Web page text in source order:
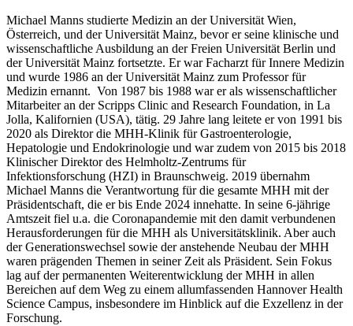
Michael Manns studierte Medizin an der Universität Wien,
Österreich, und der Universität Mainz, bevor er seine klinische und
wissenschaftliche Ausbildung an der Freien Universität Berlin und
der Universität Mainz fortsetzte. Er war Facharzt für Innere Medizin
und wurde 1986 an der Universität Mainz zum Professor für
Medizin ernannt. Von 1987 bis 1988 war er als wissenschaftlicher
Mitarbeiter an der Scripps Clinic and Research Foundation, in La
Jolla, Kalifornien (USA), tätig. 29 Jahre lang leitete er von 1991 bis
2020 als Direktor die MHH-Klinik für Gastroenterologie,
Hepatologie und Endokrinologie und war zudem von 2015 bis 2018
Klinischer Direktor des Helmholtz-Zentrums für
Infektionsforschung (HZI) in Braunschweig. 2019 übernahm
Michael Manns die Verantwortung für die gesamte MHH mit der
Präsidentschaft, die er bis Ende 2024 innehatte. In seine 6-jährige
Amtszeit fiel u.a. die Coronapandemie mit den damit verbundenen
Herausforderungen für die MHH als Universitätsklinik. Aber auch
der Generationswechsel sowie der anstehende Neubau der MHH
waren prägenden Themen in seiner Zeit als Präsident. Sein Fokus
lag auf der permanenten Weiterentwicklung der MHH in allen
Bereichen auf dem Weg zu einem allumfassenden Hannover Health
Science Campus, insbesondere im Hinblick auf die Exzellenz in der
Forschung.